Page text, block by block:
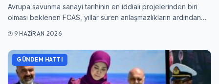
Avrupa savunma sanayi tarihinin en iddialı projelerinden biri
olması beklenen FCAS, yıllar süren anlaşmazlıkların ardından…
9 HAZIRAN 2026
GÜNDEM HATTI